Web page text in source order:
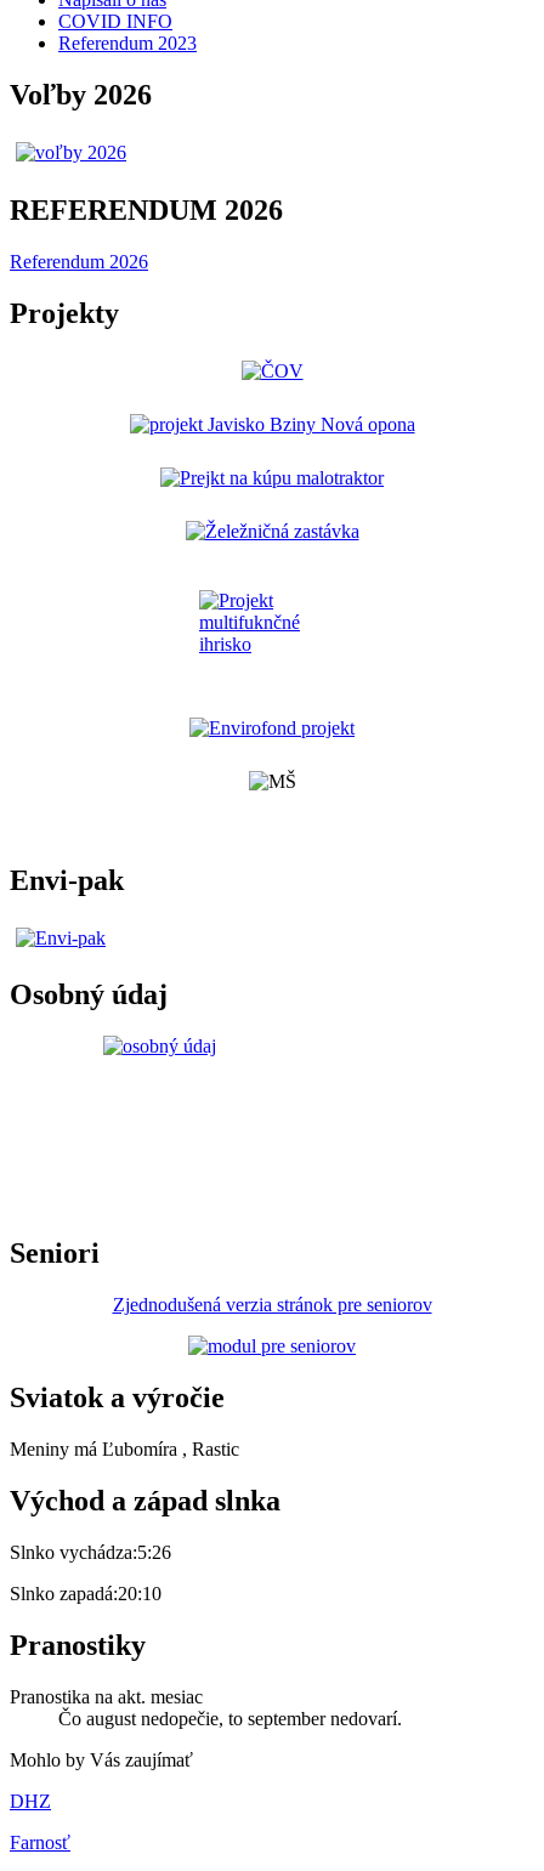
COVID INFO
Referendum 2023
Voľby 2026
REFERENDUM 2026
Referendum 2026
Projekty
Envi-pak
Osobný údaj
Seniori
Zjednodušená verzia stránok pre seniorov
Sviatok a výročie
Meniny má Ľubomíra , Rastic
Východ a západ slnka
Slnko vychádza:5:26
Slnko zapadá:20:10
Pranostiky
Pranostika na akt. mesiac
Čo august nedopečie, to september nedovarí.
Mohlo by Vás zaujímať
DHZ
Farnosť